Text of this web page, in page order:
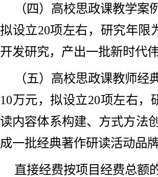
（四）高校思政课教学
拟设立20项左右，研究年限
开发研究，产出一批新时代
（五）高校思政课教师
10万元，拟设立20项左右
读内容体系构建、方式方法
成一批经典著作研读活动品牌
直接经费按项目经费总额